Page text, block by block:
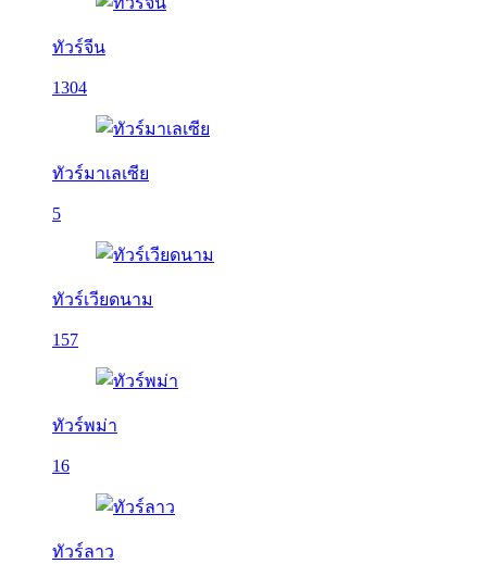
ทัวร์จีน
1304
ทัวร์มาเลเซีย
5
ทัวร์เวียดนาม
157
ทัวร์พม่า
16
ทัวร์ลาว